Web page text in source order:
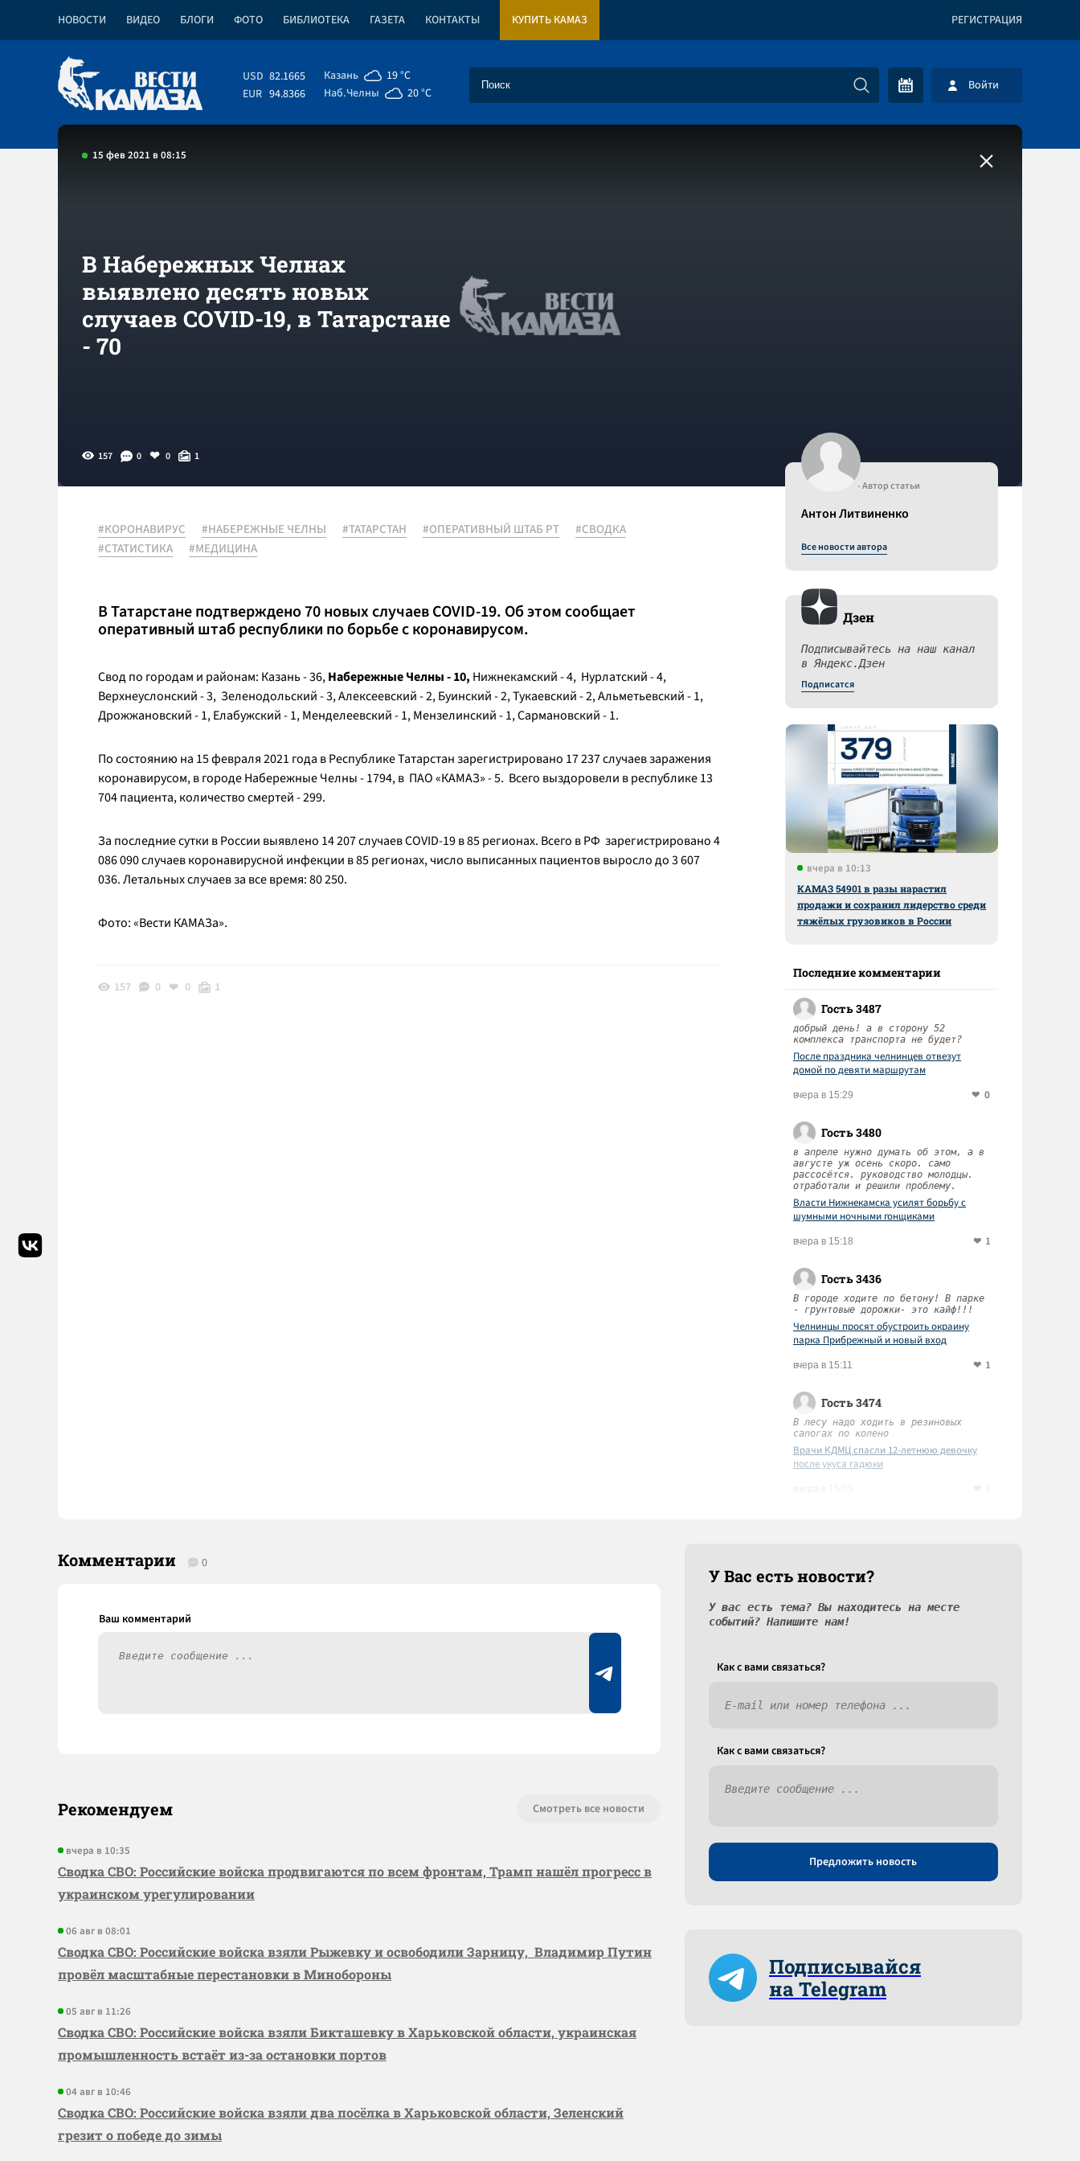
НОВОСТИ ВИДЕО БЛОГИ ФОТО БИБЛИОТЕКА ГАЗЕТА КОНТАКТЫ КУПИТЬ КАМАЗ РЕГИСТРАЦИЯ
USD 82.1665
EUR 94.8366
Казань
19 °C
Наб.Челны
20 °C Войти
15 фев 2021 в 08:15
В Набережных Челнах
выявлено десять новых
случаев COVID-19, в Татарстане
- 70
157 0 0 1
#КОРОНАВИРУС #НАБЕРЕЖНЫЕ ЧЕЛНЫ #ТАТАРСТАН #ОПЕРАТИВНЫЙ ШТАБ РТ
#СВОДКА
#СТАТИСТИКА
#МЕДИЦИНА
В Татарстане подтверждено 70 новых случаев COVID-19. Об этом сообщает
оперативный штаб республики по борьбе с коронавирусом.
Свод по городам и районам: Казань - 36,Набережные Челны - 10, Нижнекамский - 4, Нурлатский - 4,
Верхнеуслонский - 3, Зеленодольский - 3, Алексеевский - 2, Буинский - 2, Тукаевский - 2, Альметьевский - 1,
Дрожжановский - 1, Елабужский - 1, Менделеевский - 1, Мензелинский - 1, Сармановский - 1.
По состоянию на 15 февраля 2021 года в Республике Татарстан зарегистрировано 17 237 случаев заражения
коронавирусом, в городе Набережные Челны - 1794, в ПАО «КАМАЗ» - 5. Всего выздоровели в республике 13
704 пациента, количество смертей - 299.
За последние сутки в России выявлено 14 207 случаев COVID-19 в 85 регионах. Всего в РФ зарегистрировано 4
086 090 случаев коронавирусной инфекции в 85 регионах, число выписанных пациентов выросло до 3 607
036. Летальных случаев за все время: 80 250.
Фото: «Вести КАМАЗа».
157 0 0 1
- Автор статьи
Антон Литвиненко
Все новости автора
Дзен
Подписывайтесь на наш канал
в Яндекс.Дзен
Подписатся
вчера в 10:13
КАМАЗ 54901 в разы нарастил
продажи и сохранил лидерство среди
тяжёлых грузовиков в России
Последние комментарии
Гость 3487
добрый день! а в сторону 52
комплекса транспорта не будет?
После праздника челнинцев отвезут
домой по девяти маршрутам
вчера в 15:29 0
Гость 3480
в апреле нужно думать об этом, а в
августе уж осень скоро. само
рассосётся. руководство молодцы.
отработали и решили проблему.
Власти Нижнекамска усилят борьбу с
шумными ночными гонщиками
вчера в 15:18 1
Гость 3436
В городе ходите по бетону! В парке
- грунтовые дорожки- это кайф!!!
Челнинцы просят обустроить окраину
парка Прибрежный и новый вход
вчера в 15:11 1
Гость 3474
В лесу надо ходить в резиновых
сапогах по колено
Врачи КДМЦ спасли 12-летнюю девочку
после укуса гадюки
Комментарии 0
Рекомендуем Смотреть все новости
вчера в 10:35
Сводка СВО: Российские войска продвигаются по всем фронтам, Трамп нашёл прогресс в
украинском урегулировании
06 авг в 08:01
Сводка СВО: Российские войска взяли Рыжевку и освободили Зарницу, Владимир Путин
провёл масштабные перестановки в Минобороны
05 авг в 11:26
Сводка СВО: Российские войска взяли Бикташевку в Харьковской области, украинская
промышленность встаёт из-за остановки портов
04 авг в 10:46
Сводка СВО: Российские войска взяли два посёлка в Харьковской области, Зеленский
грезит о победе до зимы
У Вас есть новости?
У вас есть тема? Вы находитесь на месте
событий? Напишите нам!
Как c вами связаться?
Как c вами связаться?
Предложить новость
Подписывайся
на Telegram